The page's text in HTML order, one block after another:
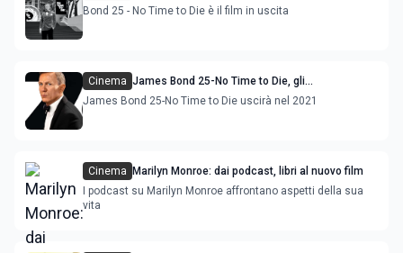
dell'anteprima a Londra, con Daniel Craig, Ana
Bond 25 - No Time to Die è il film in uscita
Cinema James Bond 25-No Time to Die, gli
aggiornamento sul sequel del film
James Bond 25-No Time to Die uscirà nel 2021
Cinema
Marilyn Monroe: dai podcast, libri al nuovo film
I podcast su Marilyn Monroe affrontano aspetti della sua
vita